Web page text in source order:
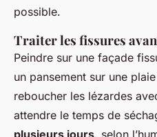
possible.
Traiter les fissures
Peindre sur une façade
un pansement sur une
reboucher les lézardes
attendre le temps de
plusieurs jours, selon